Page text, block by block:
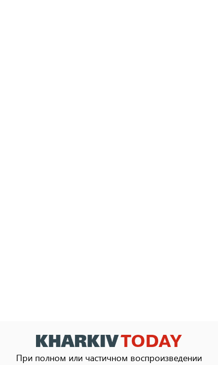
При полном или частичном воспроизведении